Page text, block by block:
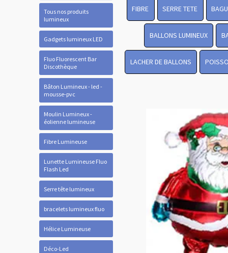
Tous nos produits
lumineux
Gadgets lumineux LED
Fluo Fluorescent Bar
Discothèque
Bâton Lumineux - led -
mousse-pvc
Moulin Lumineux -
éolienne lumineuse
Fibre Lumineuse
Lunette Lumineuse Fluo
Flash Led
Serre tête lumineux
bracelets lumineux fluo
Hélice Lumineuse
Déco-Led
FIBRE SERRE TETE
BALLONS LUMINEUX
LACHER DE BALLONS